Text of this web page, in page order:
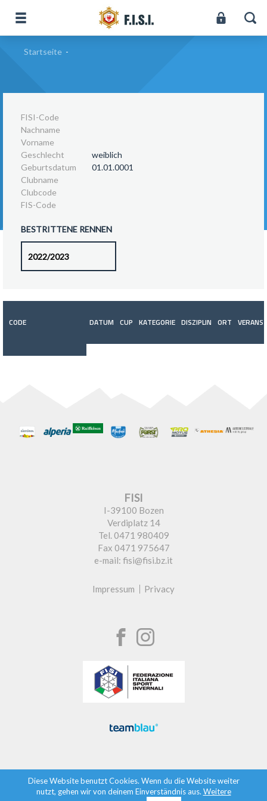
Startseite -
FISI-Code
Nachname
Vorname
Geschlecht
weiblich
Geburtsdatum
01.01.0001
Clubname
Clubcode
FIS-Code
BESTRITTENE RENNEN
CODE DATUM CUP KATEGORIE DISZIPLIN ORT
FISI
I-39100 Bozen
Verdiplatz 14
Tel. 0471 980409
Fax 0471 975647
e-mail: fisi@fisi.bz.it
Impressum Privacy
Diese Website benutzt Cookies. Wenn du die Website weiter
nutzt, gehen wir von deinem Einverständnis aus. Weitere